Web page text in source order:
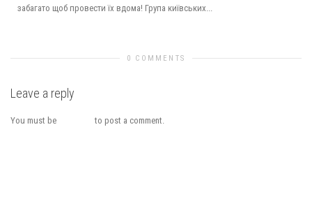
забагато щоб провести їх вдома! Група київських...
0 COMMENTS
Leave a reply
You must be to post a comment.